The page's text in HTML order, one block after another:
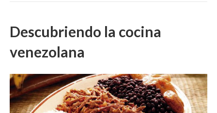
Descubriendo la cocina
venezolana